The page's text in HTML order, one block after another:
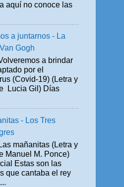
aquí no conoce las
a juntarnos - La
Gogh
a brindar
por el
(Covid-19) (Letra y
Lucia Gil) Días
- Los Tres
mañanitas (Letra y
Manuel M. Ponce)
Estas son las
que cantaba el rey